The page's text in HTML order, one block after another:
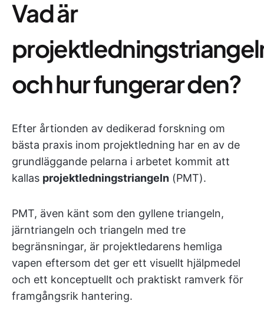
Vad är
och hur fungerar den?
Efter årtionden av dedikerad forskning om
bästa praxis inom projektledning har en av de
grundläggande pelarna i arbetet kommit att
kallas projektledningstriangeln (PMT).
PMT, även känt som den gyllene triangeln,
järntriangeln och triangeln med tre
begränsningar, är projektledarens hemliga
vapen eftersom det ger ett visuellt hjälpmedel
och ett konceptuellt och praktiskt ramverk för
framgångsrik hantering.